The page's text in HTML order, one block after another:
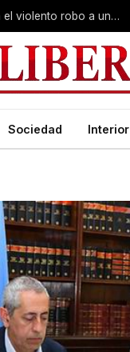
Curuzú Cuatiá: detuvieron a un séptimo implicado en el violento robo a una anciana
Sociedad Interior